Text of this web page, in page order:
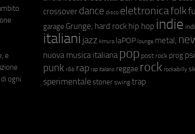
e
ogni
crossover dance disco elettronicafolk
garage Grunge; hard rock hip hop indie
italiani jazz kimura laPOP lounge metal;
nuova musica italiana pop post rock prog
punk r&b rap rap italiano reggae rock rockabilly
sperimentale stoner swing trap